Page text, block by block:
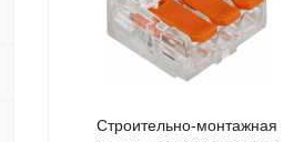
Строительно-монтажная